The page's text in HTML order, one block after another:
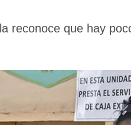
reconoce que hay